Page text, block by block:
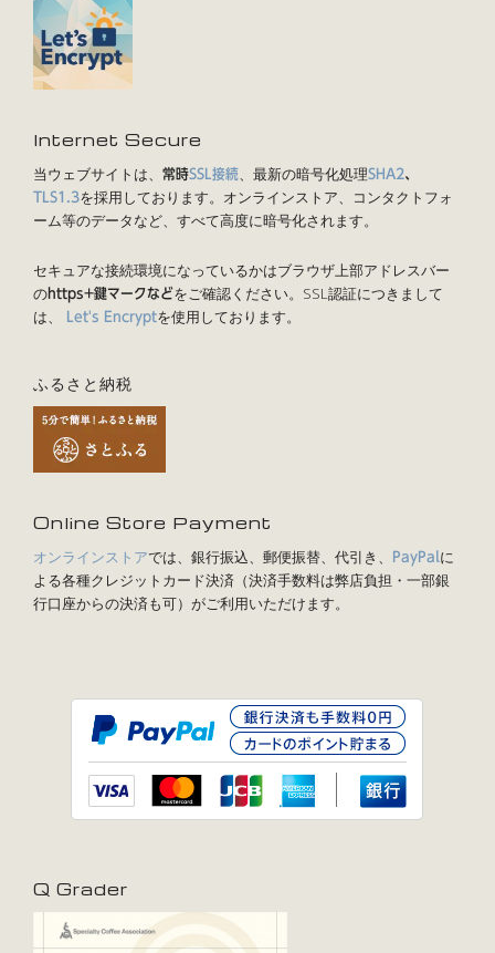
Internet Secure
当ウェブサイトは、 常時SSL接続、最新の暗号化処理SHA2、
TLS1.3を採用しております。オンラインストア、コンタクトフォ
ーム等のデータなど、すべて高度に暗号化されます。
セキュアな接続環境になっているかはブラウザ上部アドレスバー
のhttps+鍵マークなどをご確認ください。SSL認証につきまして
は、
Let's Encryptを使用しております。
ふるさと納税
Online Store Payment
オンラインストアでは、銀行振込、郵便振替、代引き、 PayPalに
よる各種クレジットカード決済（決済手数料は弊店負担・一部銀
行口座からの決済も可）がご利用いただけます。
Q Grader